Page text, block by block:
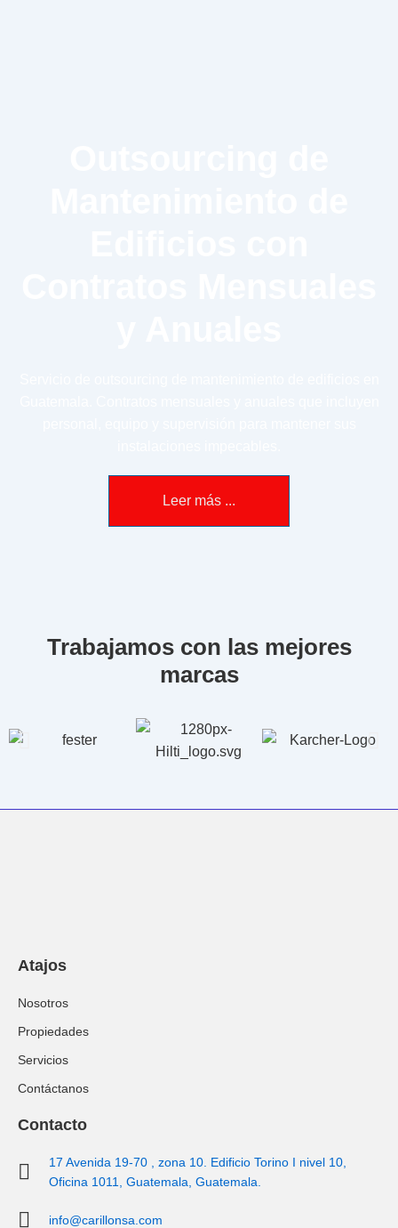
Leer más ...
Trabajamos con las mejores
marcas
Atajos
Nosotros
Propiedades
Servicios
Contáctanos
Contacto
17 Avenida 19-70 , zona 10. Edificio Torino I nivel 10,
Oficina 1011, Guatemala, Guatemala.
info@carillonsa.com